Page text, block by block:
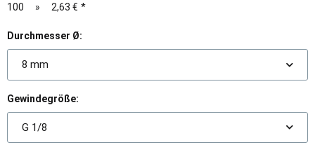
100
» 2,63 € *
Durchmesser Ø:
8 mm
Gewindegröße:
G 1/8